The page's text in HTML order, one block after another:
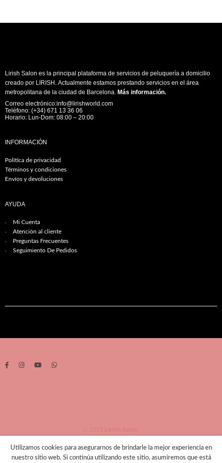
Lirish Salon es la principal plataforma de servicios de peluquería a domicilio
creado por LIRISH. Actualmente estamos prestando servicios en el área
metropolitana de la ciudad de Barcelona. Más información.
Correo electrónico:info@lirishworld.com
Teléfono: (+34) 671 13 36 06
Horario: Lun-Dom: 08:00 – 20:00
INFORMACIÓN
Política de privacidad
Términos y condiciones
Envíos y devoluciones
AYUDA
Mi Cuenta
Atención al cliente
Preguntas Frecuentes
Seguimiento De Pedidos
Utilizamos cookies para asegurarnos de brindarle la mejor experiencia en
nuestro sitio web. Si continúa utilizando este sitio, asumiremos que está